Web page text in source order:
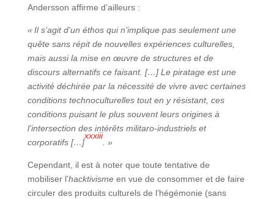
Andersson affirme d’ailleurs :
« Il s’agit d’un éthos qui n’implique pas seulement une
quête sans répit de nouvelles expériences culturelles,
mais aussi la mise en œuvre de structures et de
discours alternatifs ce faisant. […] Le piratage est une
activité déchirée par la nécessité de vivre avec certaines
conditions technoculturelles tout en y résistant, ces
conditions puisant le plus souvent leurs origines à
l’intersection des intérêts militaro-industriels et
corporatifs […]
xxxiii
. »
Cependant, il est à noter que toute tentative de
mobiliser l’hacktivismeen vue de consommer et de faire
circuler des produits culturels de l’hégémonie (sans